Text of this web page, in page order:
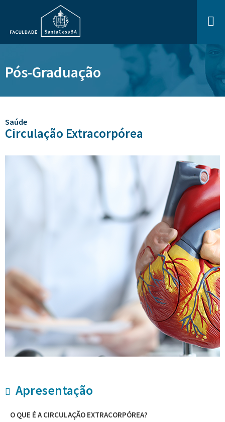
Pós-Graduação
Saúde
Circulação Extracorpórea
Apresentação
O QUE É A CIRCULAÇÃO EXTRACORPÓREA?